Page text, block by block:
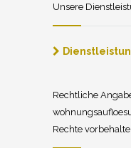
Unsere
Rechtliche
Rechte